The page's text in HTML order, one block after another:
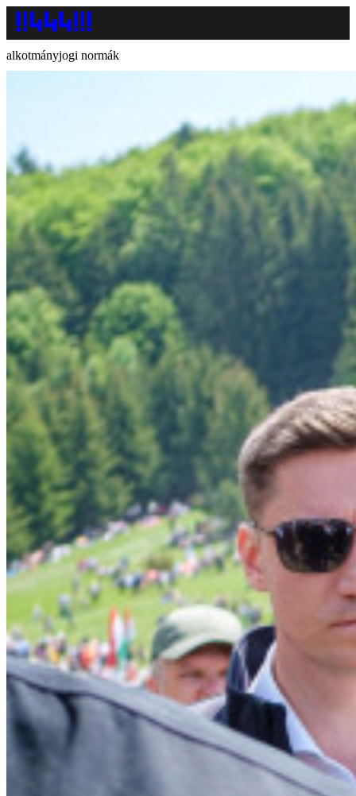
alkotmányjogi normák